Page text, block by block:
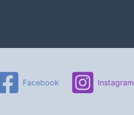
Facebook Instagram